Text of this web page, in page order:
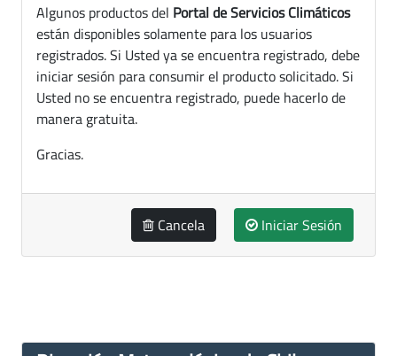
Algunos productos del Portal de Servicios Climáticos
están disponibles solamente para los usuarios
registrados. Si Usted ya se encuentra registrado, debe
iniciar sesión para consumir el producto solicitado. Si
Usted no se encuentra registrado, puede hacerlo de
manera gratuita.
Gracias.
Cancela Iniciar Sesión